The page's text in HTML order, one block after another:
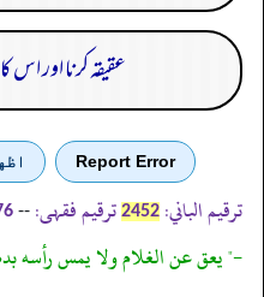
عقیقہ کرنا اور اس
Report Error
ترقیم الباني: 2452 ترقیم فقہی: --
-" يعق عن الغلام ولا يمس رأسه